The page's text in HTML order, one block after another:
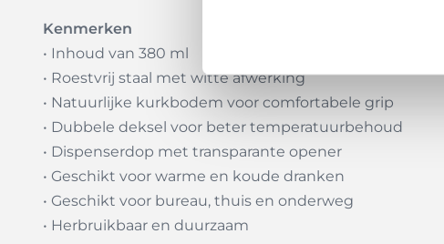
Kenmerken
• Inhoud van 380 ml
• Roestvrij staal met witte afwerking
• Natuurlijke kurkbodem voor comfortabele grip
• Dubbele deksel voor beter temperatuurbehoud
• Dispenserdop met transparante opener
• Geschikt voor warme en koude dranken
• Geschikt voor bureau, thuis en onderweg
• Herbruikbaar en duurzaam